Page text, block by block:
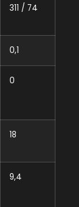
311 / 74
0,1
0
18
9,4